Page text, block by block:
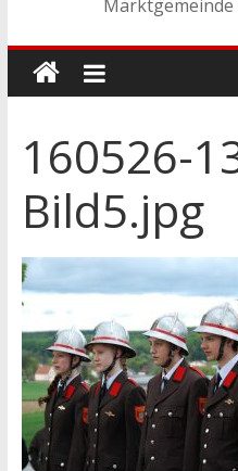
160526-
Bild5.jpg